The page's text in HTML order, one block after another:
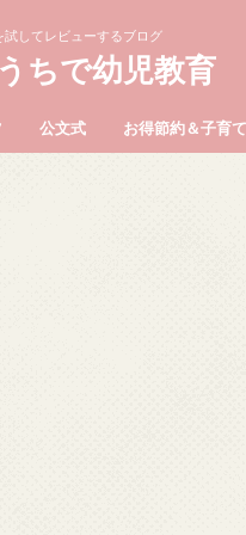
してレビューするブログ
ちで幼児教育
公文式 お得節約＆子育